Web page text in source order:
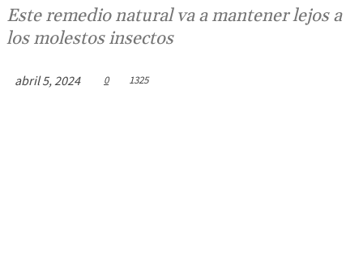
Este remedio natural va a mantener lejos a
los molestos insectos
abril 5, 2024 0 1325